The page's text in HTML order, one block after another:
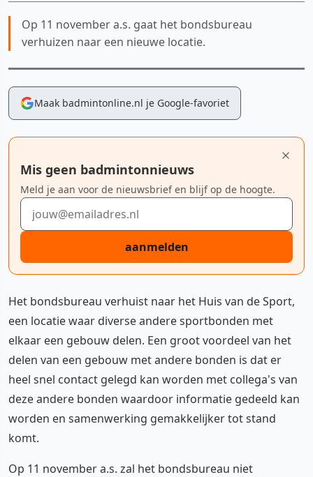
Op 11 november a.s. gaat het bondsbureau
verhuizen naar een nieuwe locatie.
Maak badmintonline.nl je Google-favoriet
Mis geen badmintonnieuws
Meld je aan voor de nieuwsbrief en blijf op de hoogte.
E-mailadres
aanmelden
Het bondsbureau verhuist naar het Huis van de Sport,
een locatie waar diverse andere sportbonden met
elkaar een gebouw delen. Een groot voordeel van het
delen van een gebouw met andere bonden is dat er
heel snel contact gelegd kan worden met collega's van
deze andere bonden waardoor informatie gedeeld kan
worden en samenwerking gemakkelijker tot stand
komt.
Op 11 november a.s. zal het bondsbureau niet